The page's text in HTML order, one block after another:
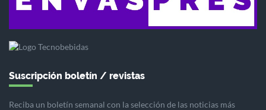
Suscripción boletín / revistas
Reciba un boletín semanal con la selección de las noticias más